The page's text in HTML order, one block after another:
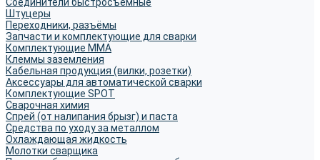
Штуцеры
Переходники, разъёмы
Запчасти и комплектующие для сварки
Комплектующие ММА
Клеммы заземления
Кабельная продукция (вилки, розетки)
Аксессуары для автоматической сварки
Комплектующие SPOT
Сварочная химия
Спрей (от налипания брызг) и паста
Средства по уходу за металлом
Охлаждающая жидкость
Молотки сварщика